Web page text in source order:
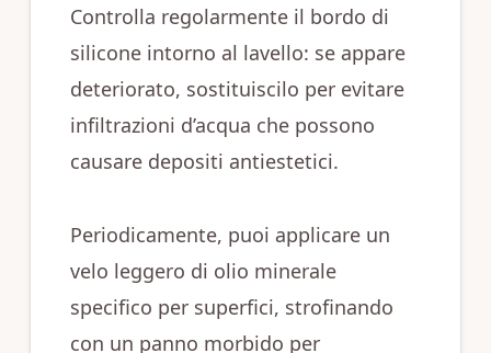
Controlla regolarmente il bordo di
silicone intorno al lavello: se appare
deteriorato, sostituiscilo per evitare
infiltrazioni d’acqua che possono
causare depositi antiestetici.
Periodicamente, puoi applicare un
velo leggero di olio minerale
specifico per superfici, strofinando
con un panno morbido per